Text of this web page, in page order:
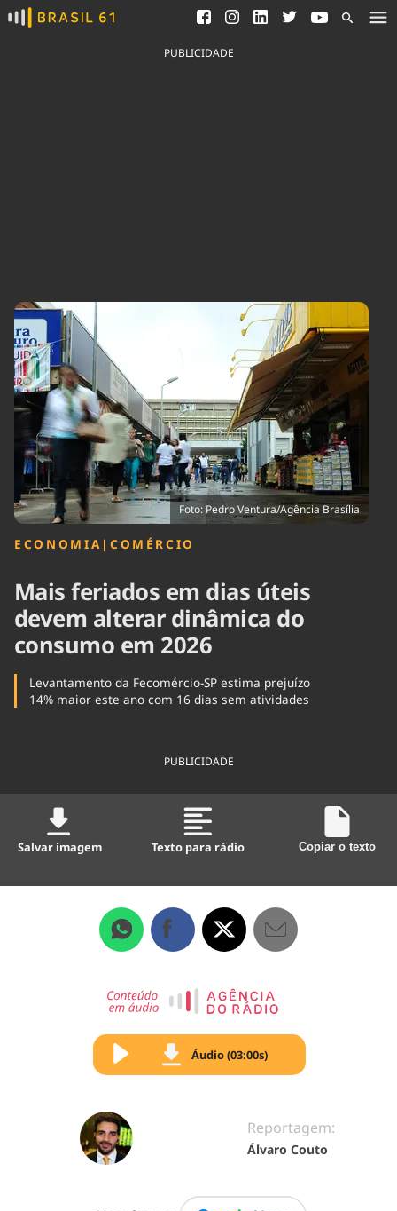
Ver todas as notícias
Saneamento
Indicadores
Agronegócios
Brasil
Brasil Mineral
Ciência &
Tecnologia
Cinema
Educação
Infraestrutura
Internacional
Meio Ambiente
Podcast
Política
Saúde
Tempo
PUBLICIDADE
Foto: Pedro Ventura/Agência Brasília
ECONOMIA | COMÉRCIO
Mais feriados em dias úteis
devem alterar dinâmica do
consumo em 2026
Levantamento da Fecomércio-SP estima prejuízo
14% maior este ano com 16 dias sem atividades
PUBLICIDADE
Salvar imagem Texto para rádio Copiar o texto
Áudio (03:00s)
Reportagem:
Álvaro Couto